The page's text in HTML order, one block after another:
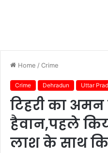
Home /Crime
Crime Dehradun Uttar
टिहरी का अमन
हैवान,पहले
लाश के साथ